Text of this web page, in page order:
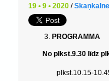
19 • 9 • 2020 /
PROGRAMMA
No plkst.9.30 līdz
plkst.10.15-